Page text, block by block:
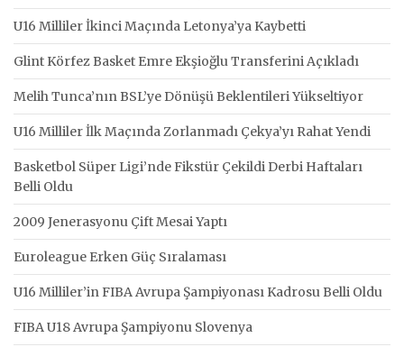
U16 Milliler İkinci Maçında Letonya’ya Kaybetti
Glint Körfez Basket Emre Ekşioğlu Transferini Açıkladı
Melih Tunca’nın BSL’ye Dönüşü Beklentileri Yükseltiyor
U16 Milliler İlk Maçında Zorlanmadı Çekya’yı Rahat Yendi
Basketbol Süper Ligi’nde Fikstür Çekildi Derbi Haftaları
Belli Oldu
2009 Jenerasyonu Çift Mesai Yaptı
Euroleague Erken Güç Sıralaması
U16 Milliler’in FIBA Avrupa Şampiyonası Kadrosu Belli Oldu
FIBA U18 Avrupa Şampiyonu Slovenya